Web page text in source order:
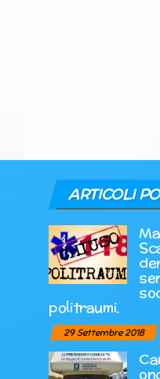
ARTICOLI
politraumi.
29 Settembre 2018